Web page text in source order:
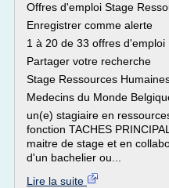
Offres d'emploi Stage
Enregistrer comme alerte
1 à 20 de 33 offres d'emploi
Partager votre recherche
Stage Ressources
Medecins du Monde
un(e) stagiaire en
fonction TACHES
maitre de stage et en
d'un bachelier ou...
Lire la suite